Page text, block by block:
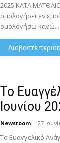
2025 ΚΑΤΑ
ομολογήσει εν
ομολογήσω καγώ...
Διαβάστε
Το
Ιουνίου
Newsroom - 27
Το Ευαγγελικό